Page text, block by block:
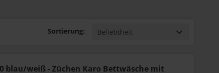
Sortierung:
blau/weiß - Züchen Karo Bettwäsche mit